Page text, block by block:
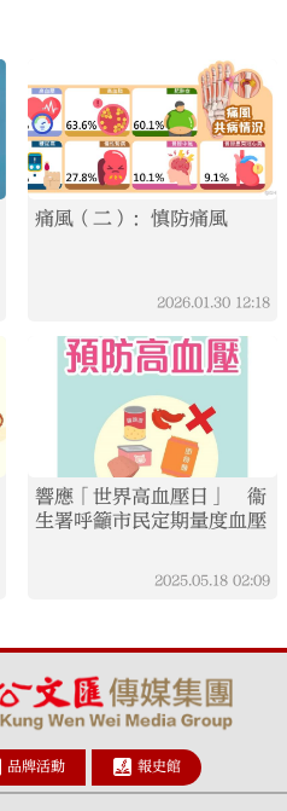
痛風（二）：慎防痛風
2026.01.30 12:18
響應「世界高血壓日」 衞
生署呼籲市民定期量度血壓
2025.05.18 02:09
品牌活動 報史館